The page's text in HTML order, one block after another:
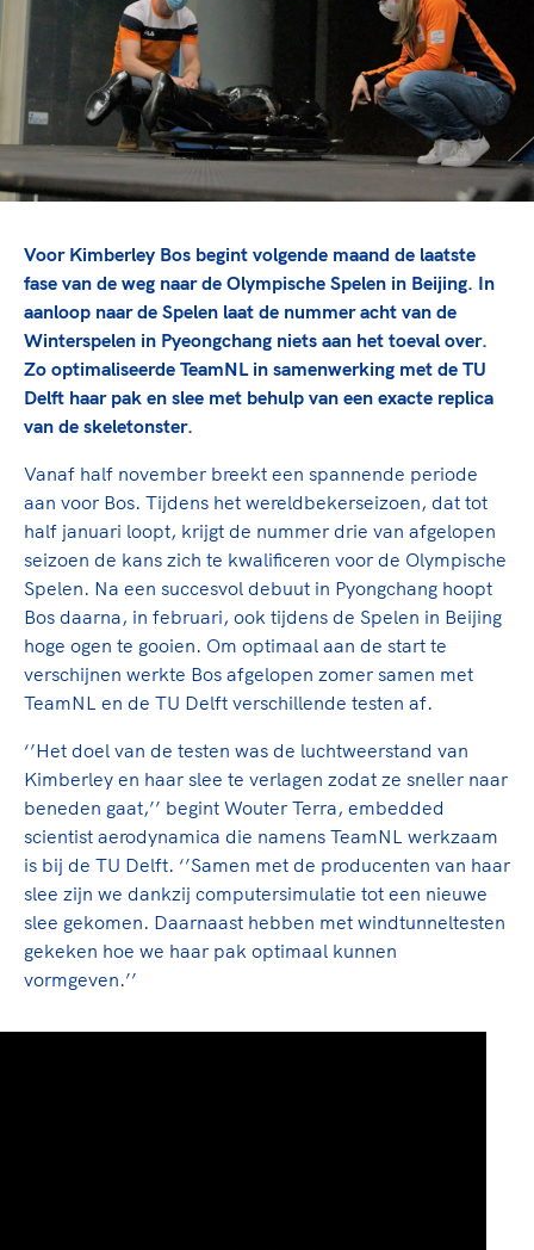
Sportonderzoek
Sportakkoord II
Game Changer
TeamNL kids
Nieuwspagina
Columns
Sport gaat niet vanzelf
Sport verenigt. Op sportclubs, pleintjes, tijdens
een rondje fietsen, door samen te skaten of naar
de sportschool te gaan. Door samen te juichen
voor Sifan Hassan, Rico Verhoeven, Diede de
Groot en het Nederlands Elftal. Of met trots te
genieten van de karatewedstrijd van je dochter,
de halve marathon van je moeder of de
hockeywedstrijd van je buurjongen.
Lees verder
Veilige en integere sport
Diversiteit en inclusie
Gezonde sportomgeving
Duurzaamheid
Bekwaam sportkader
Vitale clubs en bestuurlijk kader
Sportmatch
Clubacties
Handboek Wet- en Regelgeving
Opleidingen en trainingen
High5 Stappenplan
Ruimte voor sport
Clubondersteuning
Beroepskrachten
Samen voor een veilige
sportomgeving
En wat mag vooral niet? Een gedragscode geeft
hier richting aan en is dus een belangrijk
onderdeel van het clubbeleid rondom gewenst en
ongewenst gedrag.
Lees verder
TeamNL Academie Kalender
Kennisaanbod TeamNL Experts
TeamNL Sport Science Centre
Paralympische Spelen LA28
Europese Spelen Istanbul 2027
Topsportbeleid
Topsportfinanciering
Maatschappelijke waarde topsport
Top teamsportcompetities
De TeamNL Academie
De TeamNL Academie biedt een leer- en
ontwikkelprogramma voor de volgende functies
binnen TeamNL programma's: experts, coaches,
bestuurders, (technisch) directeuren, managers en
Lees verder
Voor Kimberley Bos begint volgende maand de laatste
fase van de weg naar de Olympische Spelen in Beijing. In
aanloop naar de Spelen laat de nummer acht van de
Winterspelen in Pyeongchang niets aan het toeval over.
Zo optimaliseerde TeamNL in samenwerking met de TU
Delft haar pak en slee met behulp van een exacte replica
van de skeletonster.
Vanaf half november breekt een spannende periode
aan voor Bos. Tijdens het wereldbekerseizoen, dat tot
half januari loopt, krijgt de nummer drie van afgelopen
seizoen de kans zich te kwalificeren voor de Olympische
Spelen. Na een succesvol debuut in Pyongchang hoopt
Bos daarna, in februari, ook tijdens de Spelen in Beijing
hoge ogen te gooien. Om optimaal aan de start te
verschijnen werkte Bos afgelopen zomer samen met
TeamNL en de TU Delft verschillende testen af.
‘’Het doel van de testen was de luchtweerstand van
Kimberley en haar slee te verlagen zodat ze sneller naar
beneden gaat,’’ begint Wouter Terra, embedded
scientist aerodynamica die namens TeamNL werkzaam
is bij de TU Delft. ‘’Samen met de producenten van haar
slee zijn we dankzij computersimulatie tot een nieuwe
slee gekomen. Daarnaast hebben met windtunneltesten
gekeken hoe we haar pak optimaal kunnen
vormgeven.’’